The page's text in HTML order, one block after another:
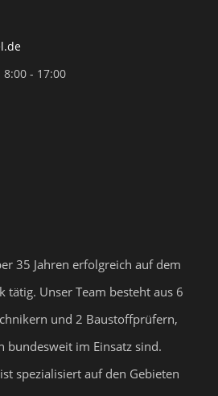
- 17:00
35 Jahren erfolgreich auf dem
tätig. Unser Team besteht aus 6
und 2 Baustoffprüfern,
bundesweit im Einsatz sind.
spezialisiert auf den Gebieten